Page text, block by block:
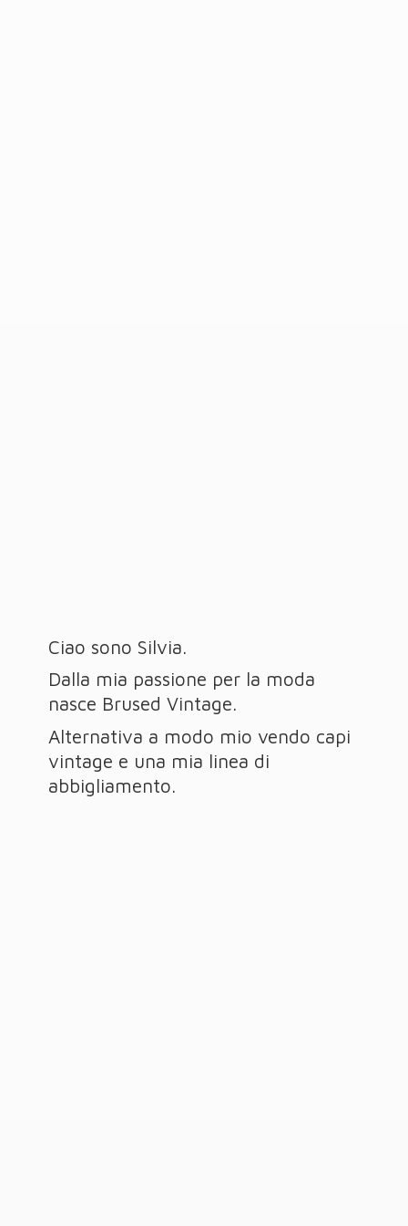
Ciao sono Silvia.
Dalla mia passione per la moda
nasce Brused Vintage.
Alternativa a modo mio vendo capi
vintage e una mia linea di
abbigliamento.